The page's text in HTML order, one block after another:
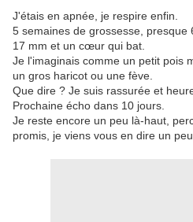
J'étais en apnée, je respire enfin.
5 semaines de grossesse, presque
17 mm et un cœur qui bat.
Je l'imaginais comme un petit pois
un gros haricot ou une fève.
Que dire ? Je suis rassurée et
Prochaine écho dans 10 jours.
Je reste encore un peu là-haut,
promis, je viens vous en dire un